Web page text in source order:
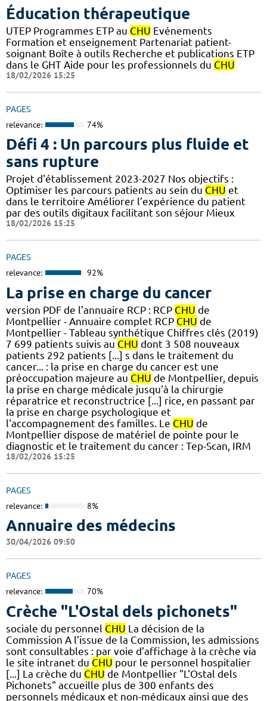
Éducation thérapeutique
UTEP Programmes ETP au CHU Evénements
Formation et enseignement Partenariat patient-
soignant Boîte à outils Recherche et publications ETP
dans le GHT Aide pour les professionnels du CHU
18/02/2026 15:25
PAGES
relevance: 74%
Défi 4 : Un parcours plus fluide et
sans rupture
Projet d'établissement 2023-2027 Nos objectifs :
Optimiser les parcours patients au sein du CHU et
dans le territoire Améliorer l’expérience du patient
par des outils digitaux facilitant son séjour Mieux
18/02/2026 15:25
PAGES
relevance: 92%
La prise en charge du cancer
version PDF de l'annuaire RCP : RCP CHU de
Montpellier - Annuaire complet RCP CHU de
Montpellier - Tableau synthétique Chiffres clés (2019)
7 699 patients suivis au CHU dont 3 508 nouveaux
patients 292 patients [...] s dans le traitement du
cancer... : la prise en charge du cancer est une
préoccupation majeure au CHU de Montpellier, depuis
la prise en charge médicale jusqu'à la chirurgie
réparatrice et reconstructrice [...] rice, en passant par
la prise en charge psychologique et
l'accompagnement des familles. Le CHU de
Montpellier dispose de matériel de pointe pour le
diagnostic et le traitement du cancer : Tep-Scan, IRM
18/02/2026 15:25
PAGES
relevance: 8%
Annuaire des médecins
30/04/2026 09:50
PAGES
relevance: 70%
Crèche "L'Ostal dels pichonets"
sociale du personnel CHU La décision de la
Commission A l’issue de la Commission, les admissions
sont consultables : par voie d’affichage à la crèche via
le site intranet du CHU pour le personnel hospitalier
[...] La crèche du CHU de Montpellier "L'Ostal dels
Pichonets" accueille plus de 300 enfants des
personnels médicaux et non-médicaux ainsi que des